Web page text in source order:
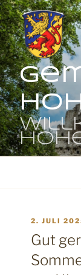
Zum
Inhalt
springen
AM
2. JULI
Gut